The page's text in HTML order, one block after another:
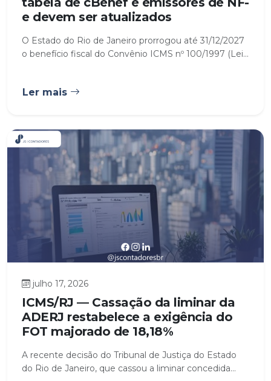
e devem ser atualizados
O Estado do Rio de Janeiro prorrogou até 31/12/2027
o benefício fiscal do Convênio ICMS nº 100/1997 (Lei...
Ler mais
julho 17, 2026
ICMS/RJ — Cassação da liminar da
ADERJ restabelece a exigência do
FOT majorado de 18,18%
A recente decisão do Tribunal de Justiça do Estado
do Rio de Janeiro, que cassou a liminar concedida...